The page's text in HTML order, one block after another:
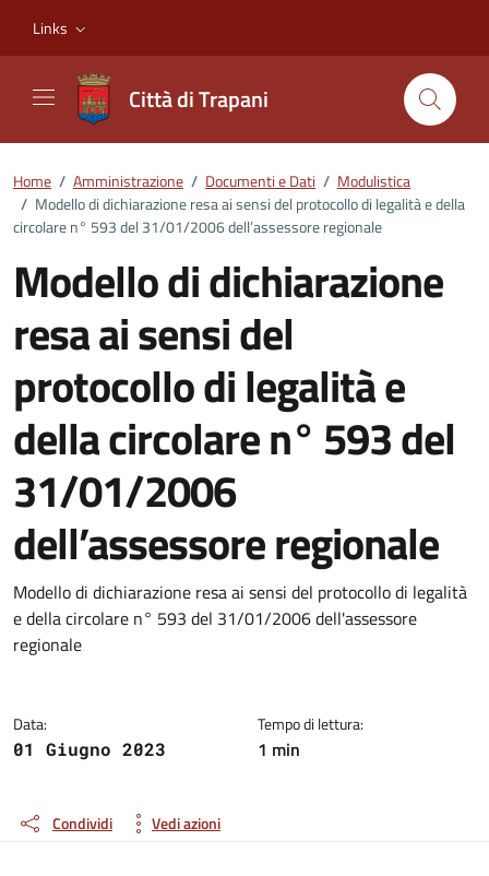
Links
Città di Trapani
Home / Amministrazione / Documenti e Dati / Modulistica
/ Modello di dichiarazione resa ai sensi del protocollo di legalità e della
circolare n° 593 del 31/01/2006 dell’assessore regionale
Modello di dichiarazione
resa ai sensi del
protocollo di legalità e
della circolare n° 593 del
31/01/2006
dell’assessore regionale
Dettagli del documento
Modello di dichiarazione resa ai sensi del protocollo di legalità
e della circolare n° 593 del 31/01/2006 dell'assessore
regionale
Data:
01 Giugno 2023
Tempo di lettura:
1 min
Condividi Vedi azioni